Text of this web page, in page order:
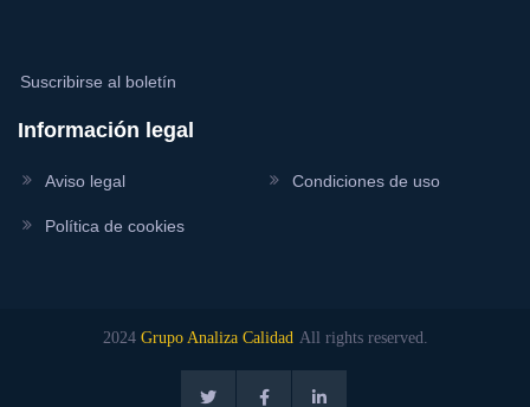
Suscribirse al boletín
Información legal
Aviso legal Condiciones de uso
Política de cookies
2024 Grupo Analiza Calidad All rights reserved.